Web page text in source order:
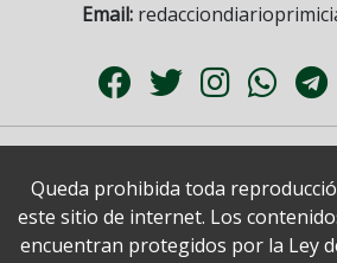
Email:
Queda prohibida toda
este sitio de internet. Los
encuentran protegidos por la Ley